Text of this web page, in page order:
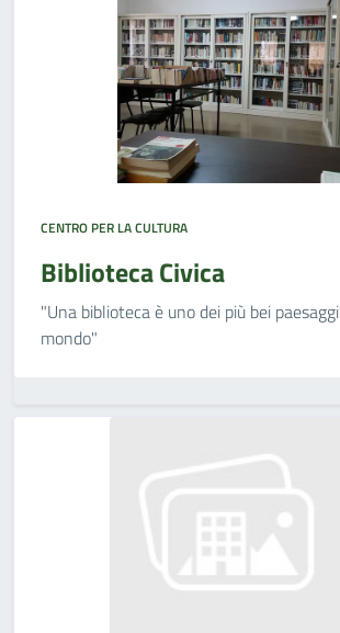
CENTRO PER LA CULTURA
Biblioteca Civica
"Una biblioteca è uno dei più bei
mondo"